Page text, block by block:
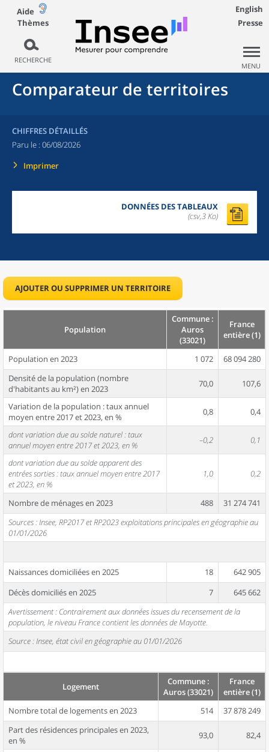
Aide
Thèmes
RECHERCHE
English
Presse
MENU
Comparateur de territoires
CHIFFRES DÉTAILLÉS
Paru le : 06/08/2026
Imprimer
DONNÉES DES TABLEAUX
(csv,3 Ko)
AJOUTER OU SUPPRIMER UN TERRITOIRE
Population
Commune :
Auros
(33021)
France
entière (1)
Population en 2023 1 072
68 094 280
Densité de la population (nombre
d'habitants au km²) en 2023
70,0 107,6
Variation de la population : taux annuel
moyen entre 2017 et 2023, en %
0,8 0,4
dont variation due au solde naturel : taux
annuel moyen entre 2017 et 2023, en %
–0,2 0,1
dont variation due au solde apparent des
entrées sorties : taux annuel moyen entre 2017
et 2023, en %
1,0 0,2
Nombre de ménages en 2023 488
31 274 741
Sources : Insee, RP2017 et RP2023 exploitations principales en géographie au
01/01/2026
Naissances domiciliées en 2025 18
642 905
Décès domiciliés en 2025
7
645 662
Avertissement : Contrairement aux données issues du recensement de la
population, le niveau France contient les données de Mayotte.
Source : Insee, état civil en géographie au 01/01/2026
Logement
Commune :
Auros (33021)
France
entière (1)
Nombre total de logements en 2023
514
37 878 249
Part des résidences principales en 2023,
en %
93,0 82,4